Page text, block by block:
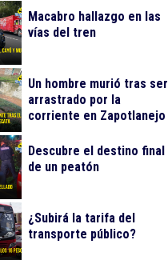
Macabro hallazgo en las
vías del tren
Un hombre murió tras ser
arrastrado por la
corriente en Zapotlanejo
Descubre el destino final
de un peatón
¿Subirá la tarifa del
transporte público?